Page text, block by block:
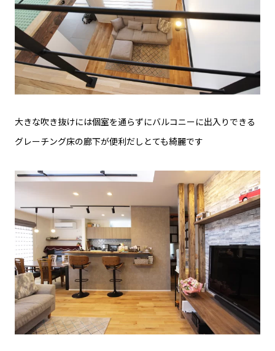
大きな吹き抜けには個室を通らずにバルコニーに出入りできる
グレーチング床の廊下が便利だしとても綺麗です